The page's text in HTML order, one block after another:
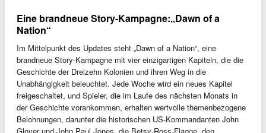
Eine brandneue Story-Kampagne:„Dawn of a
Nation“
Im Mittelpunkt des Updates steht „Dawn of a Nation“, eine
brandneue Story-Kampagne mit vier einzigartigen Kapiteln, die die
Geschichte der Dreizehn Kolonien und ihren Weg in die
Unabhängigkeit beleuchtet. Jede Woche wird ein neues Kapitel
freigeschaltet, und Spieler, die im Laufe des nächsten Monats in
der Geschichte vorankommen, erhalten wertvolle themenbezogene
Belohnungen, darunter die historischen US-Kommandanten John
Glover und John Paul Jones, die Betsy-Ross-Flagge, den